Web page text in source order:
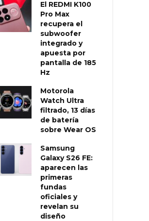
El REDMI K100
Pro Max
recupera el
subwoofer
integrado y
apuesta por
pantalla de 185
Hz
Motorola
Watch Ultra
filtrado, 13 días
de batería
sobre Wear OS
Samsung
Galaxy S26 FE:
aparecen las
primeras
fundas
oficiales y
revelan su
diseño